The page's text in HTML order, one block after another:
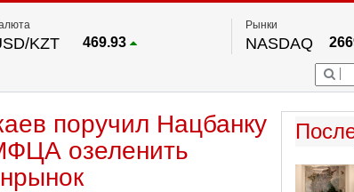
KZT 469.93
Рынки
NASDAQ
FTSE 100
S&P 500
NYSE
поручил Нацбанку
озеленить